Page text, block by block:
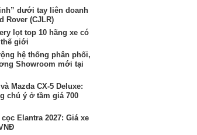
dưới tay liên doanh
Rover (CJLR)
lọt top 10 hãng xe có
giới
hệ thống phân phối,
Showroom mới tại
Mazda CX-5 Deluxe:
chú ý ở tầm giá 700
Elantra 2027: Giá xe